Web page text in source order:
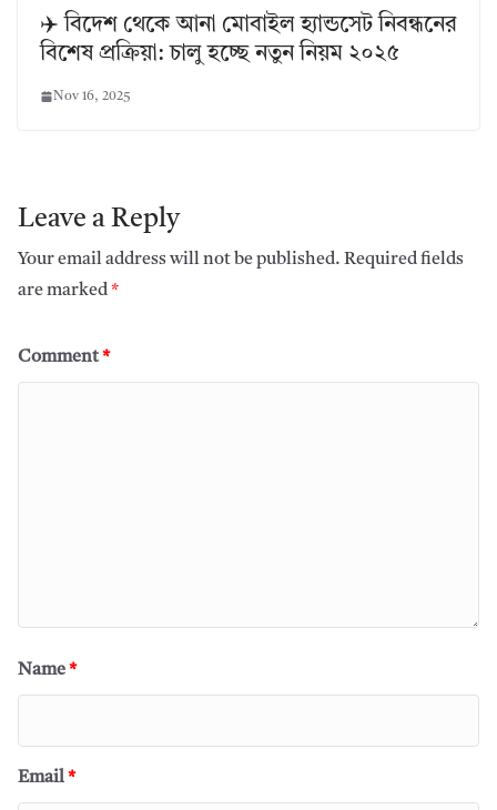
✈️ বিদেশ থেকে আনা মোবাইল হ্যান্ডসেট নিবন্ধনের
বিশেষ প্রক্রিয়া: চালু হচ্ছে নতুন নিয়ম ২০২৫
Nov 16, 2025
Leave a Reply
Your email address will not be published. Required fields
are marked*
Comment*
Name*
Email*